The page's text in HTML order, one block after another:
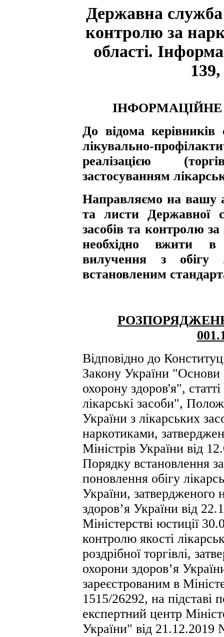
Державна служба
контролю за
області.
До відома керівників
лікувально-
реалізацією
застосуванням
Направляємо на вашу
та листи Державної
засобів та контролю
необхідно вжити в
вилучення з обігу
встановленим
Відповідно до
Закону України "Основи
охорону здоров'я",
лікарські засоби",
України з лікарських
наркотиками,
Міністрів України від
Порядку встановлення
поновлення обігу
України, затвердженого
здоров’я України від
Міністерстві юстиції
контролю якості
роздрібної торгівлі,
охорони здоров’я
зареєстрованим в
1515/26292, на
експертний центр
України" від